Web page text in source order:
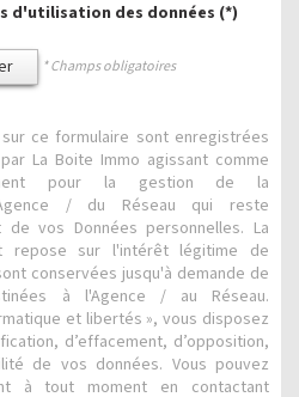
d'utilisation des données (*)
* Champs obligatoires
ce formulaire sont enregistrées
La Boite Immo agissant comme
pour la gestion de la
/ du Réseau qui reste
de vos Données personnelles. La
repose sur l'intérêt légitime de
conservées jusqu'à demande de
à l'Agence / au Réseau.
et libertés », vous disposez
d’effacement, d’opposition,
de vos données. Vous pouvez
à tout moment en contactant